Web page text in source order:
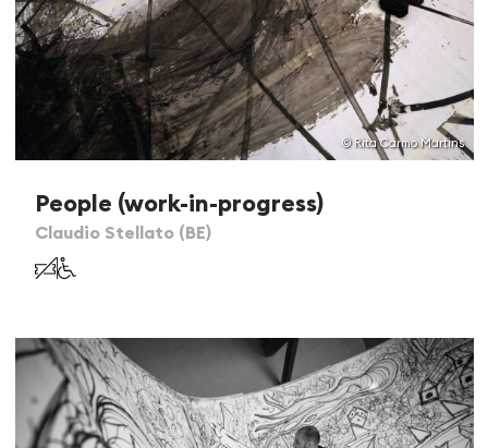
© Rita Carmo Martins
People (work-in-progress)
Claudio Stellato (BE)